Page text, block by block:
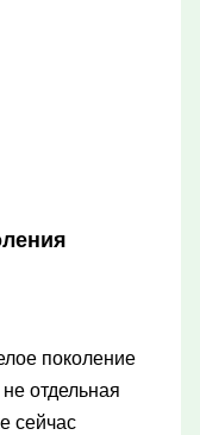
поколение
отдельная
сейчас